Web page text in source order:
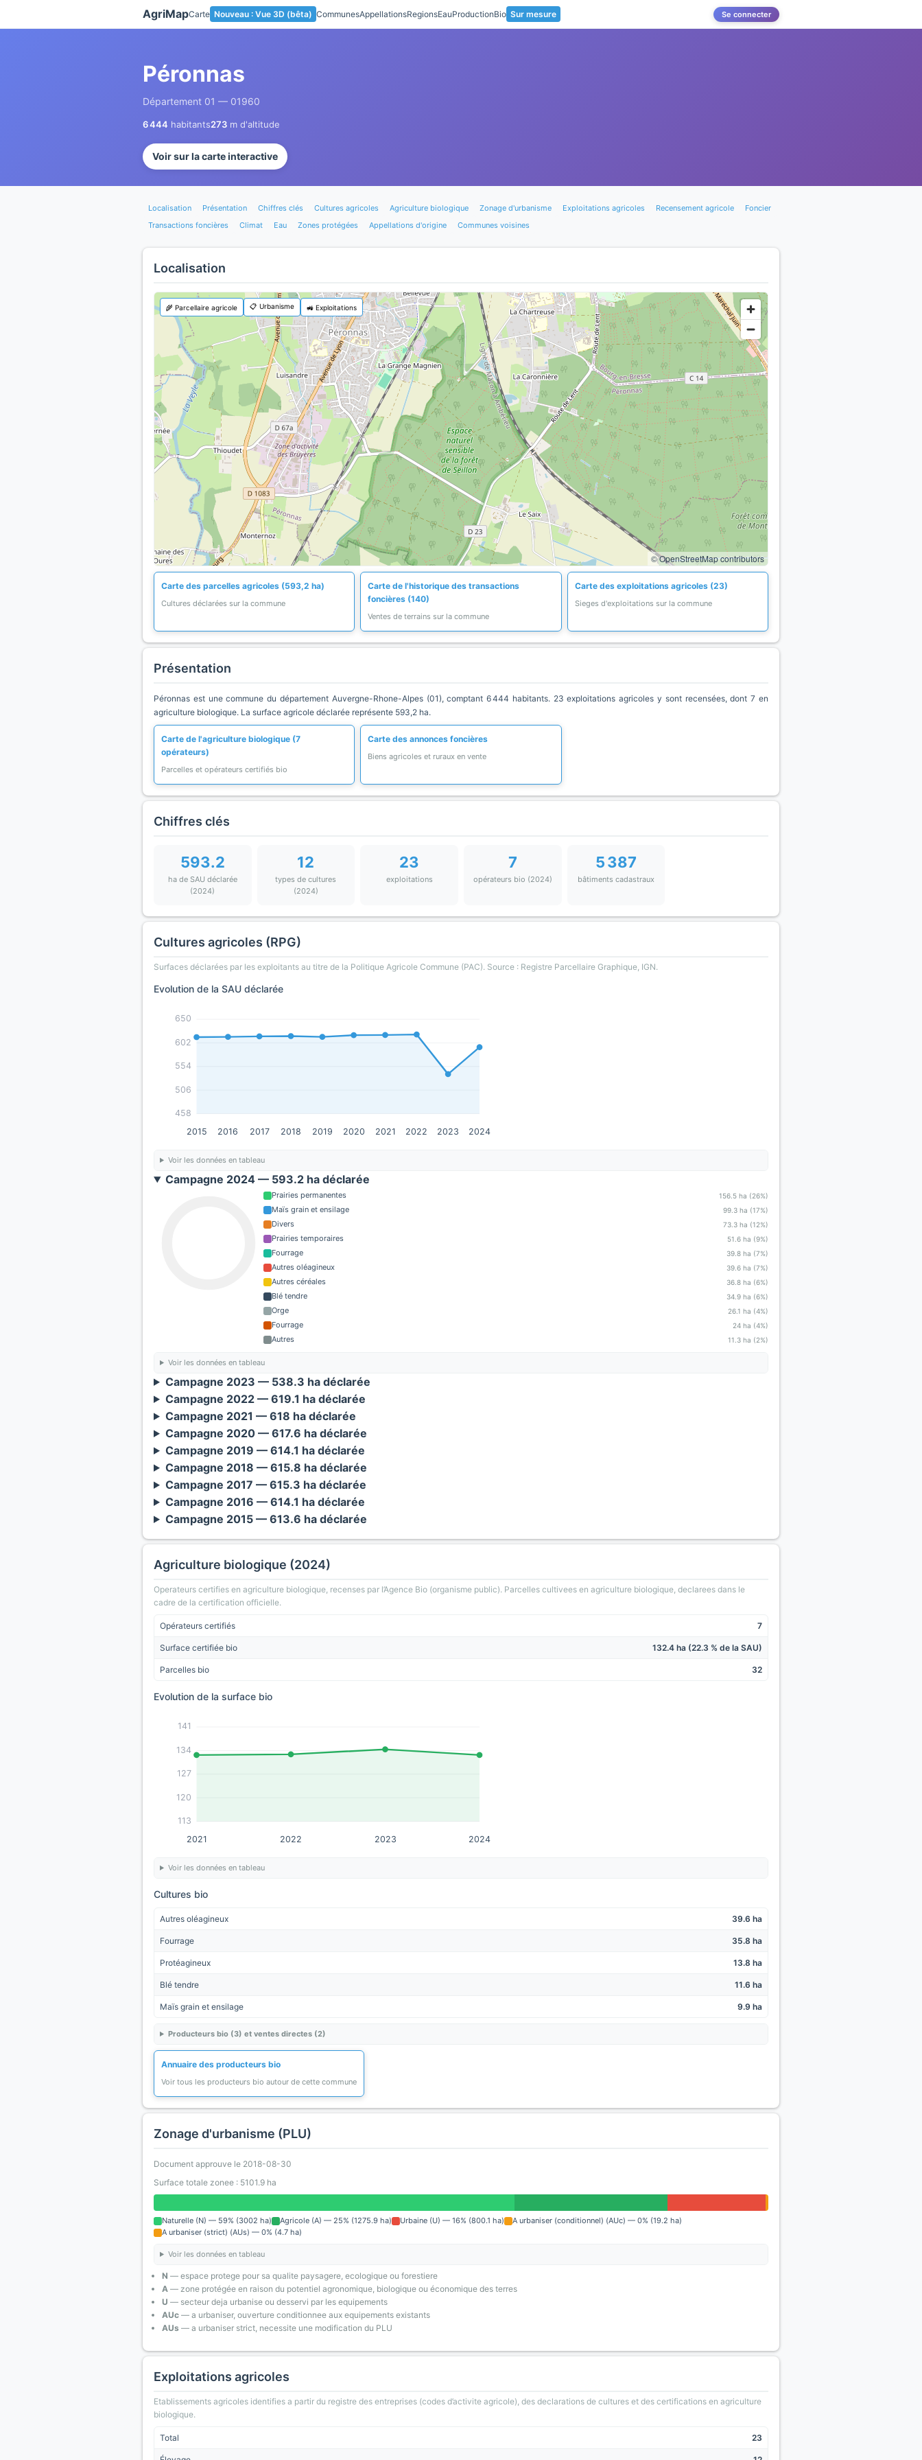
AgriMapCarte Nouveau : Vue 3D (bêta) CommunesAppellationsRegionsEauProductionBio Sur mesure Se connecter
Péronnas
Département 01 — 01960
6 444 habitants273 m d'altitude
Voir sur la carte interactive
Localisation Présentation Chiffres clés Cultures agricoles Agriculture biologique Zonage d'urbanisme Exploitations agricoles Recensement agricole
Foncier
Transactions foncières
Climat Eau Zones protégées Appellations d'origine Communes voisines
Localisation
© OpenStreetMap contributors
🌾 Parcellaire agricole 📋 Urbanisme 🚜 Exploitations
Carte des parcelles agricoles (593,2 ha)
Cultures déclarées sur la commune
Carte de l'historique des transactions
foncières (140)
Ventes de terrains sur la commune
Carte des exploitations agricoles (23)
Sieges d'exploitations sur la commune
Présentation
Péronnas est une commune du département Auvergne-Rhone-Alpes (01), comptant 6 444 habitants. 23 exploitations agricoles y sont recensées, dont 7 en
agriculture biologique. La surface agricole déclarée représente 593,2 ha.
Carte de l'agriculture biologique (7
opérateurs)
Parcelles et opérateurs certifiés bio
Carte des annonces foncières
Biens agricoles et ruraux en vente
Chiffres clés
593.2
ha de SAU déclarée
(2024)
12
types de cultures
(2024)
23
exploitations
7
opérateurs bio (2024)
5 387
bâtiments cadastraux
Cultures agricoles (RPG)
Surfaces déclarées par les exploitants au titre de la Politique Agricole Commune (PAC). Source : Registre Parcellaire Graphique, IGN.
Evolution de la SAU déclarée
458
506
554
602
650
2015 2016 2017 2018 2019 2020 2021 2022 2023 2024
Voir les données en tableau
Campagne 2024 — 593.2 ha déclarée
Prairies permanentes 156.5 ha (26%)
Maïs grain et ensilage 99.3 ha (17%)
Divers 73.3 ha (12%)
Prairies temporaires 51.6 ha (9%)
Fourrage 39.8 ha (7%)
Autres oléagineux 39.6 ha (7%)
Autres céréales 36.8 ha (6%)
Blé tendre 34.9 ha (6%)
Orge 26.1 ha (4%)
Fourrage 24 ha (4%)
Autres 11.3 ha (2%)
Voir les données en tableau
Campagne 2023 — 538.3 ha déclarée
Campagne 2022 — 619.1 ha déclarée
Campagne 2021 — 618 ha déclarée
Campagne 2020 — 617.6 ha déclarée
Campagne 2019 — 614.1 ha déclarée
Campagne 2018 — 615.8 ha déclarée
Campagne 2017 — 615.3 ha déclarée
Campagne 2016 — 614.1 ha déclarée
Campagne 2015 — 613.6 ha déclarée
Agriculture biologique (2024)
Operateurs certifies en agriculture biologique, recenses par l’Agence Bio (organisme public). Parcelles cultivees en agriculture biologique, declarees dans le
cadre de la certification officielle.
Opérateurs certifiés 7
Surface certifiée bio 132.4 ha (22.3 % de la SAU)
Parcelles bio 32
Evolution de la surface bio
113
120
127
134
141
2021 2022 2023 2024
Voir les données en tableau
Cultures bio
Autres oléagineux 39.6 ha
Fourrage 35.8 ha
Protéagineux 13.8 ha
Blé tendre 11.6 ha
Maïs grain et ensilage 9.9 ha
Producteurs bio (3) et ventes directes (2)
Annuaire des producteurs bio
Voir tous les producteurs bio autour de cette commune
Zonage d'urbanisme (PLU)
Document approuve le 2018-08-30
Surface totale zonee : 5101.9 ha
Naturelle (N) — 59% (3002 ha) Agricole (A) — 25% (1275.9 ha) Urbaine (U) — 16% (800.1 ha)
A urbaniser (conditionnel) (AUc) — 0% (19.2 ha)
A urbaniser (strict) (AUs) — 0% (4.7 ha)
Voir les données en tableau
N — espace protege pour sa qualite paysagere, ecologique ou forestiere
A — zone protégée en raison du potentiel agronomique, biologique ou économique des terres
U — secteur deja urbanise ou desservi par les equipements
AUc — a urbaniser, ouverture conditionnee aux equipements existants
AUs — a urbaniser strict, necessite une modification du PLU
Exploitations agricoles
Etablissements agricoles identifies a partir du registre des entreprises (codes d’activite agricole), des declarations de cultures et des certifications en agriculture
biologique.
Total 23
Panneau de gestion des cookies